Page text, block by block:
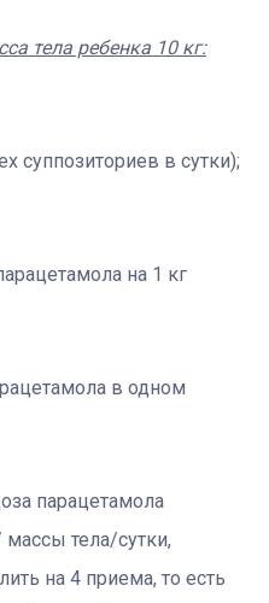
тела ребенка 10 кг:
суппозиториев в сутки);
на 1 кг
в одном
парацетамола
тела/сутки,
на 4 приема, то есть